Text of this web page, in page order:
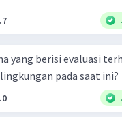
yang berisi evaluasi
pada saat ini?